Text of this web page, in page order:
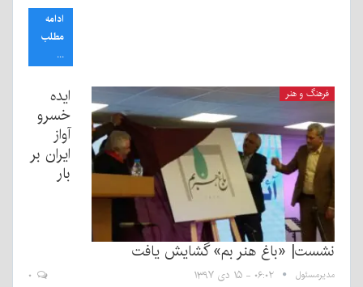
ادامه
مطلب
...
فرهنگ و هنر
ایده
خسرو
آواز
ایران بر
بار
نشست| «باغ هنر بم» گشایش یافت
مدیرمسئول ۰۶:۰۲ - ۱۵ دی ۱۳۹۷